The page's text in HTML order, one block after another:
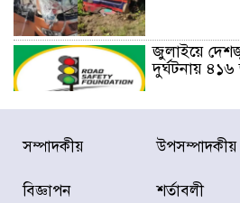
জুলাইয়ে
দুর্ঘটনায়
হারিয়ে
ফিরিয়ে
সম্পাদকীয় উপসম্পাদকীয়
বিজ্ঞাপন শর্তাবলী